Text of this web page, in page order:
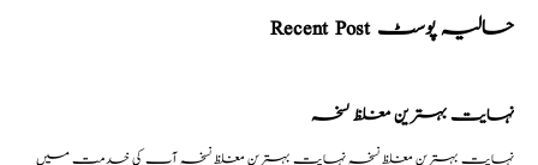
Recent Post حالیہ پوسٹ
نہایت بہترین مغلظ نسخہ
نہایت بہترین مغلظ نسخہ نہایت بہترین مغلظ نسخہ آپ کی خدمت میں